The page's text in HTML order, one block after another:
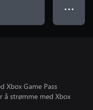
● ● ●
Xbox Game Pass
å strømme med Xbox